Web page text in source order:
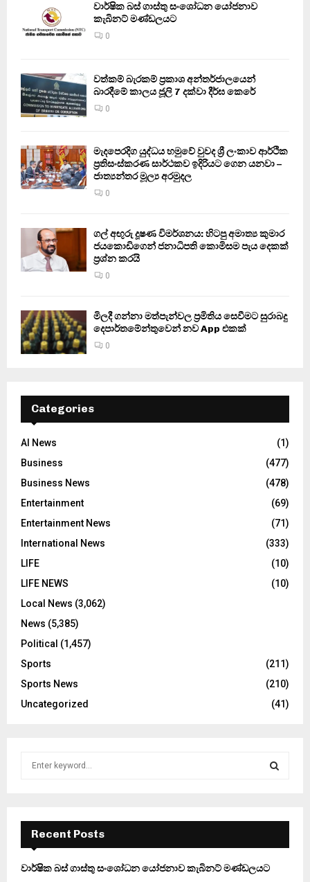
වාර්ෂික බස් ගාස්තු සංශෝධන යෝජනාව
කැබිනට් මණ්ඩලයට
0
වත්කම් බැරකම් ප්‍රකාශ අන්තර්ජාලයෙන්
බාරදීමේ කාලය ජූලි 7 දක්වා දීර්ඝ කෙරේ
0
මැදපෙරදිග යුද්ධය හමුවේ වුවද ශ්‍රී ලංකාව ආර්ථික
ප්‍රතිසංස්කරණ සාර්ථකව ඉදිරියට ගෙන යනවා –
ජාත්‍යන්තර මූල්‍ය අරමුදල
0
ගල් අඟුරු දූෂණ විමර්ශනය: හිටපු අමාත්‍ය කුමාර
ජයකොඩිගෙන් ජනාධිපති කොමිසම පැය දෙකක්
ප්‍රශ්න කරයි
0
මිලදී ගන්නා මත්පැන්වල ප්‍රමිතිය සෙවීමට සුරාබදු
දෙපාර්තමේන්තුවෙන් නව App එකක්
0
Categories
AI News
(1)
Business
(477)
Business News
(478)
Entertainment
(69)
Entertainment News
(71)
International News
(333)
LIFE
(10)
LIFE NEWS
(10)
Local News (3,062)
News (5,385)
Political (1,457)
Sports
(211)
Sports News
(210)
Uncategorized
(41)
f
r
E
A
Recent Posts
වාර්ෂික බස් ගාස්තු සංශෝධන යෝජනාව කැබිනට් මණ්ඩලයට